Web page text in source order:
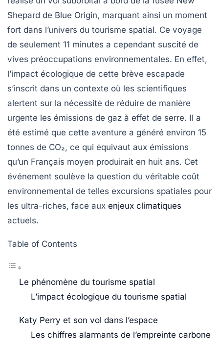
Shepard de Blue Origin, marquant ainsi un moment
fort dans l’univers du tourisme spatial. Ce voyage
de seulement 11 minutes a cependant suscité de
vives préoccupations environnementales. En effet,
l’impact écologique de cette brève escapade
s’inscrit dans un contexte où les scientifiques
alertent sur la nécessité de réduire de manière
urgente les émissions de gaz à effet de serre. Il a
été estimé que cette aventure a généré environ 15
tonnes de CO₂, ce qui équivaut aux émissions
qu’un Français moyen produirait en huit ans. Cet
événement soulève la question du véritable coût
environnemental de telles excursions spatiales pour
les ultra-riches, face aux enjeux climatiques
actuels.
Table of Contents
Le phénomène du tourisme spatial
L’impact écologique du tourisme spatial
Katy Perry et son vol dans l’espace
Les chiffres alarmants de l’empreinte carbone